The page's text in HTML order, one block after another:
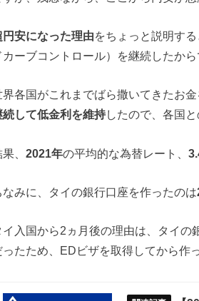
円安になった理由をちょっと説明す
カーブコントロール）を継続したから
界各国がこれまでばら撒いてきたお金
続して低金利を維持したので、各国と
、 2021年の平均的な為替レート、
なみに、タイの銀行口座を作ったのは
イ入国から2ヵ月後の理由は、タイ
ったため、EDビザを取得してから作